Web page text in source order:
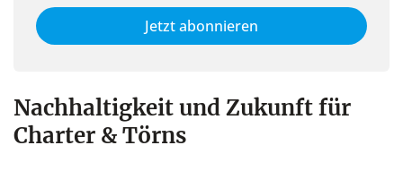
fill
this
Mailadresse:
Jetzt abonnieren
Nachhaltigkeit und Zukunft für
Charter & Törns